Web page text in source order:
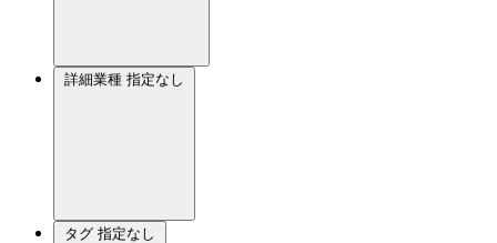
詳細業種 指定なし
タグ 指定なし